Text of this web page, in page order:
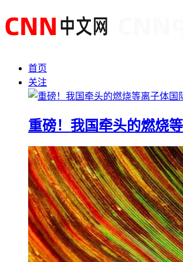
首页
关注
重磅！我国牵头的燃烧